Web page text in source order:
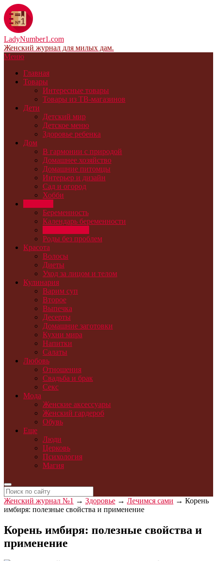
LadyNumber1.com
Женский журнал для милых дам.
Меню
Главная
Товары
Интересные товары
Товары из ТВ-магазинов
Дети
Детский мир
Детское меню
Здоровье ребенка
Дом
В гармонии с природой
Домашнее хозяйство
Домашние питомцы
Интерьер и дизайн
Сад и огород
Хобби
Беременность
Календарь беременности
Роды без проблем
Красота
Волосы
Диеты
Уход за лицом и телом
Кулинария
Варим суп
Второе
Выпечка
Десерты
Домашние заготовки
Кухни мира
Напитки
Салаты
Любовь
Отношения
Свадьба и брак
Секс
Мода
Женские аксессуары
Женский гардероб
Обувь
Еще
Люди
Церковь
Психология
Магия
Женский журнал №1 → Здоровье → Лечимся сами → Корень
имбиря: полезные свойства и применение
Корень имбиря: полезные свойства и
применение